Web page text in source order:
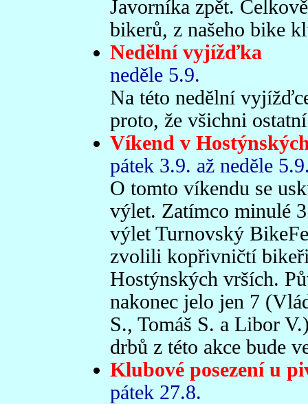
Javorníka zpět.
bikerů, z našeho bike
Nedělní vyjížďka
neděle 5.9.
Na této nedělní
proto, že všichni
Víkend v
pátek 3.9. až neděle
O tomto víkendu se
výlet. Zatímco minulé
výlet Turnovský
zvolili kopřivničtí
Hostýnských vrších.
nakonec jelo jen 7
S., Tomáš S. a Libor
drbů z této akce bude
Klubové posezení u
pátek 27.8.